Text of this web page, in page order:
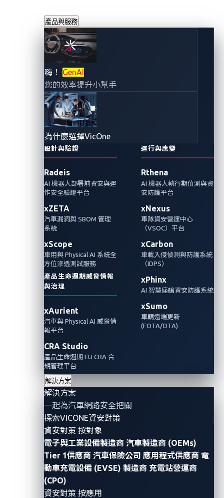
產品與服務
嗨！ GenAI
您的效率提升小幫手
為什麼選擇VicOne
設計與驗證
Radeis
AI 機器人部署前資安與運
作安全驗證平台
xZETA
汽車漏洞與 SBOM 管理
系統
xScope
車用與 Physical AI 系統全
方位滲透測試服務
產品生命週期威脅情報
與治理
xAurient
汽車與 Physical AI 威脅情
報平台
CRA Studio
產品生命週期 EU CRA 合
規管理平台
運行與應變
Rthena
AI 機器人執行期偵測與資
安防護平台
xNexus
車隊資安營運中心
（VSOC）平台
xCarbon
車載入侵偵測與防護系統
（IDPS）
xPhinx
AI 智慧座艙資安防護系統
xSumo
車輛遠端更新
(FOTA/OTA)
解決方案
解決方案
一起為汽車網路安全把關
探索VICONE資安對策
資安對策 按對象
電子與工業設備製造商 汽車製造商 (OEMs)
Tier 1供應商 汽車保險公司 應用程式供應商 電
動車充電設備 (EVSE) 製造商 充電站營運商
(CPO)
資安對策 按應用
VicOne 與 P3
digital services 攜
手合作，於 CES
2025 共同展示安全
的 AI 智慧座艙解決
方案，為汽車駕駛
者提供免持控制、
導航支援及個人化
協助
2025年1月6日
VicOne
CES 2025展示P3 digital services SPARQ AI語音
個人助理以及VicOne 的車載AI守護者( AI
Guardian)解決方案如何提供網路安全防護
Smart Cockpit Protection Partnerships